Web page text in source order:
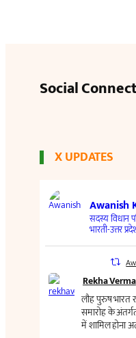
Social
X UPDATES